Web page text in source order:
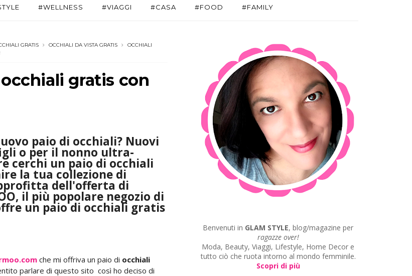
#WELLNESS #VIAGGI #CASA #FOOD #FAMILY
GRATIS OCCHIALI DA VISTA GRATIS
OCCHIALI
gratis con
paio di occhiali? Nuovi
o per il nonno ultra-
cerchi un paio di occhiali
la tua collezione di
dell'offerta di
, il più popolare negozio di
un paio di occhiali gratis
che mi offriva un paio di occhiali
parlare di questo sito così ho deciso di
Benvenuti in GLAM STYLE, blog/magazine per
ragazze over!
Moda, Beauty, Viaggi, Lifestyle, Home Decor e
tutto ciò che ruota intorno al mondo femminile.
Scopri di più